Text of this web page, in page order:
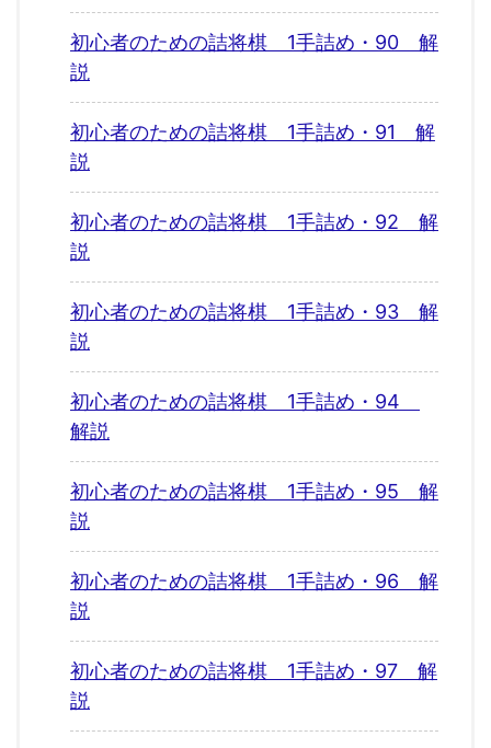
初心者のための詰将棋 1手詰め・90 解
説
初心者のための詰将棋 1手詰め・91 解
説
初心者のための詰将棋 1手詰め・92 解
説
初心者のための詰将棋 1手詰め・93 解
説
初心者のための詰将棋 1手詰め・94
解説
初心者のための詰将棋 1手詰め・95 解
説
初心者のための詰将棋 1手詰め・96 解
説
初心者のための詰将棋 1手詰め・97 解
説